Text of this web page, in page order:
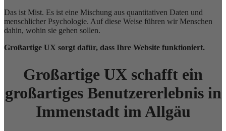
Das ist Mist. Es ist eine Mischung aus quantitativen Daten und
menschlicher Psychologie. Auf diese Weise führen wir Menschen
dahin, wohin sie gehen sollen.
Großartige UX sorgt dafür, dass Ihre Website funktioniert.
Großartige UX schafft ein
großartiges Benutzererlebnis in
Immenstadt im Allgäu